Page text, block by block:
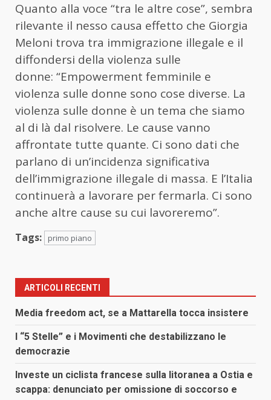
Quanto alla voce “tra le altre cose”, sembra
rilevante il nesso causa effetto che Giorgia
Meloni trova tra immigrazione illegale e il
diffondersi della violenza sulle
donne: “Empowerment femminile e
violenza sulle donne sono cose diverse. La
violenza sulle donne è un tema che siamo
al di là dal risolvere. Le cause vanno
affrontate tutte quante. Ci sono dati che
parlano di un’incidenza significativa
dell’immigrazione illegale di massa. E l’Italia
continuerà a lavorare per fermarla. Ci sono
anche altre cause su cui lavoreremo”.
Tags: primo piano
ARTICOLI RECENTI
Media freedom act, se a Mattarella tocca insistere
I “5 Stelle” e i Movimenti che destabilizzano le
democrazie
Investe un ciclista francese sulla litoranea a Ostia e
scappa: denunciato per omissione di soccorso e